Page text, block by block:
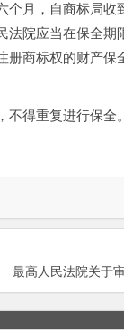
月，自商标局收
院应当在保全期
商标权的财产保
得重复进行保全。
最高人民法院关于审理不正当